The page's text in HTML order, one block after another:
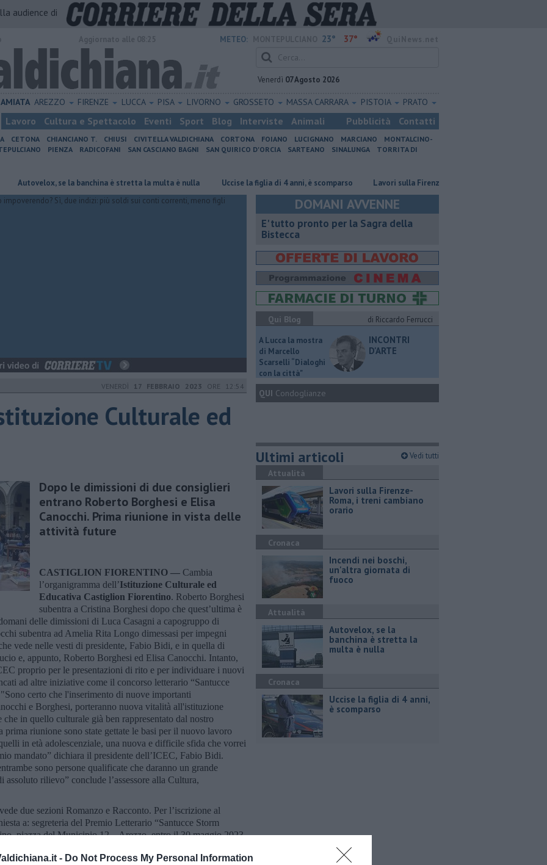
- Do Not Process My Personal Information
audience di
METEO: 23° 37°
Venerdì 07 Agosto 2026
AMIATA AREZZO FIRENZE LUCCA PISA LIVORNO GROSSETO MASSA CARRARA PISTOIA PRATO
Lavoro Cultura e Spettacolo Eventi Sport Blog Interviste Animali Pubblicità Contatti
CETONA CHIANCIANO T. CHIUSI CIVITELLA VALDICHIANA CORTONA FOIANO LUCIGNANO MARCIANO
MONTALCINO-
PIENZA RADICOFANI SAN CASCIANO BAGNI SAN QUIRICO D'ORCIA SARTEANO SINALUNGA
TORRITA DI
se la banchina è stretta la multa è nulla Uccise la figlia di 4 anni, è scomparso Lavori sulla Firenze-Roma, i treni cambiano orario
VENERDÌ 17 FEBBRAIO 2023 ORE 12:54
Culturale ed
Dopo le dimissioni di due consiglieri
entrano Roberto Borghesi e Elisa
Canocchi. Prima riunione in vista delle
attività future
CASTIGLION FIORENTINO — Cambia
l’organigramma dell’Istituzione Culturale ed
Educativa Castiglion Fiorentino. Roberto Borghesi
subentra a Cristina Borghesi dopo che quest’ultima è
delle dimissioni di Luca Casagni a capogruppo di
subentra ad Amelia Rita Longo dimessasi per impegni
vede nelle vesti di presidente, Fabio Bidi, e in quella di
e, appunto, Roberto Borghesi ed Elisa Canocchi. Intanto,
proprio per le presentazioni di rito e per individuare i nuovi
ad altre iniziative come il concorso letterario “Santucce
certo che l'inserimento di nuove importanti
e Borghesi, porteranno nuova vitalità all'istituzione
in quello culturale già ben rappresentato dal nostro
riunione sono state gettate le basi per il nuovo lavoro
in età adolescenziale, una nuova e difficile sfida che vorrei
mandato” dichiara il presidente dell’ICEC, Fabio Bidi.
sono persone qualificate che daranno un grande
rilievo” conclude l’assessore alla Cultura,
due sezioni Romanzo e Racconto. Per l’iscrizione al
a: segreteria del Premio Letterario “Santucce Storm
piazza del Municipio 12 – Arezzo, entro il 30 maggio 2023,
email all’indirizzo:
.
DOMANI AVVENNE
E' tutto pronto per la Sagra della
Bistecca
Qui Blog
di Riccardo Ferrucci
A Lucca la mostra
di Marcello
Scarselli “Dialoghi
con la città"
INCONTRI
D'ARTE
QUI Condoglianze
Ultimi articoli Vedi tutti
Attualità
Lavori sulla Firenze-
Roma, i treni cambiano
orario
Cronaca
Incendi nei boschi,
un'altra giornata di
fuoco
Attualità
Autovelox, se la
banchina è stretta la
multa è nulla
Cronaca
Uccise la figlia di 4 anni,
è scomparso